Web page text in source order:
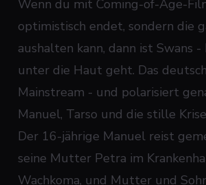
Wenn du mit Coming-of-Age-
optimistisch endet, sondern die
aushalten kann, dann ist Swans -
unter die Haut geht. Das
Mainstream - und polarisiert
Manuel, Tarso und die stille
Der 16-jährige Manuel reist
seine Mutter Petra im
Wachkoma, und Mutter und